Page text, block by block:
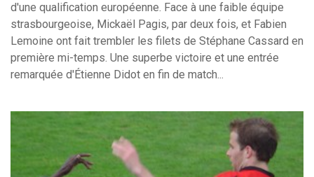
d'une qualification européenne. Face à une faible équipe
strasbourgeoise, Mickaël Pagis, par deux fois, et Fabien
Lemoine ont fait trembler les filets de Stéphane Cassard en
première mi-temps. Une superbe victoire et une entrée
remarquée d'Étienne Didot en fin de match...